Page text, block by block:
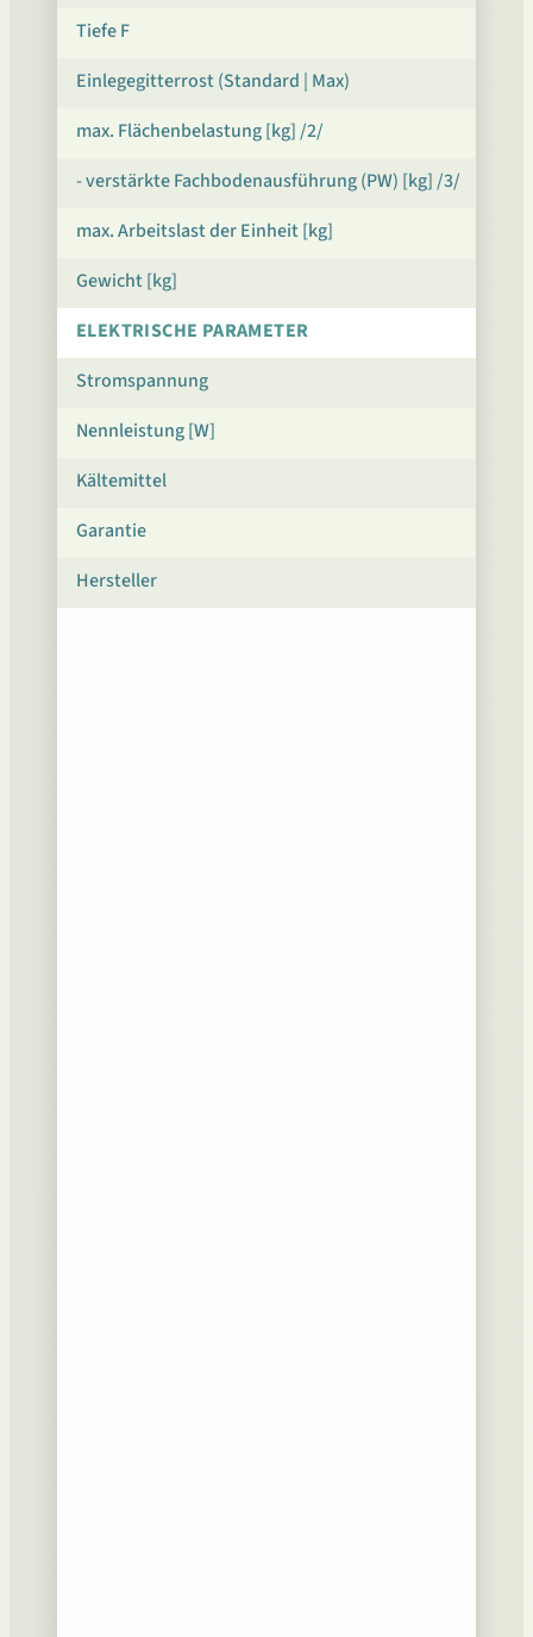
Tiefe F
Einlegegitterrost (Standard | Max)
max. Flächenbelastung [kg] /2/
- verstärkte Fachbodenausführung (PW) [kg] /3/
max. Arbeitslast der Einheit [kg]
Gewicht [kg]
ELEKTRISCHE PARAMETER
Stromspannung
Nennleistung [W]
Kältemittel
Garantie
Hersteller